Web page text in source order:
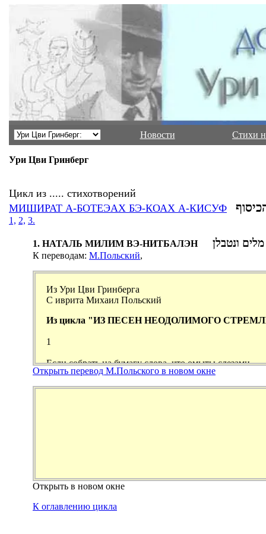
Новости Стихи
Ури Цви Гринберг
Цикл из ..... стихотворений
МИШИРАТ А-БОТЕЭАХ БЭ-КОАХ А-КИСУФ
1, 2, 3.
1. НАТАЛЬ МИЛИМ ВЭ-НИТБАЛЭН ונטבלן
К переводам: М.Польский,
Открыть перевод М.Польского в новом окне
Открыть в новом окне
К оглавлению цикла